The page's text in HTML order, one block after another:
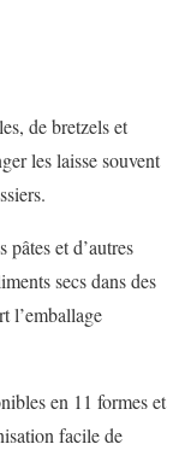
de bretzels et
les laisse souvent
et d’autres
secs dans des
l’emballage
en 11 formes et
facile de